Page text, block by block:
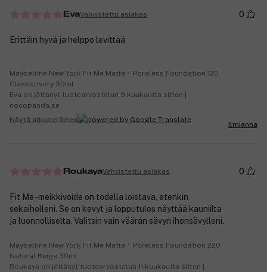
EvaVahvistettu asiakas 0
Erittäin hyvä ja helppo levittää
Maybelline New York Fit Me Matte + Poreless Foundation 120
Classic Ivory 30ml
Eva on jättänyt tuotearvostelun 9 kuukautta sitten |
cocopanda.se
Näytä alkuperäinen
Ilmianna
RoukayaVahvistettu asiakas 0
Fit Me -meikkivoide on todella loistava, etenkin
sekaiholleni. Se on kevyt ja lopputulos näyttää kauniilta
ja luonnolliselta. Valitsin vain väärän sävyn ihonsävylleni.
Maybelline New York Fit Me Matte + Poreless Foundation 220
Natural Beige 30ml
Roukaya on jättänyt tuotearvostelun 11 kuukautta sitten |